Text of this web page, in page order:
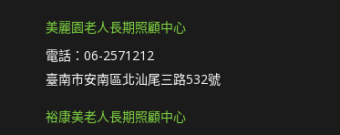
美麗園老人長期照顧中心
電話：06-2571212
臺南市安南區北汕尾三路532號
裕康美老人長期照顧中心